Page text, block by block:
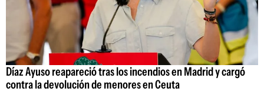
Díaz Ayuso reapareció tras los incendios en Madrid y cargó
contra la devolución de menores en Ceuta